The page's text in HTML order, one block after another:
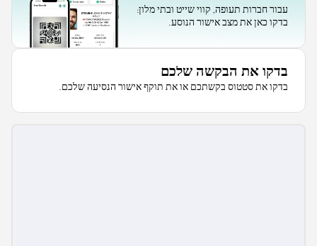
עבור חברות תעופה, קווי שייט ובתי מלון:
בדקו כאן את מצב אישור הנוסע.
בדקו את הבקשה שלכם
בדקו את סטטוס בקשתכם או את תוקף אישור הנסיעה שלכם.